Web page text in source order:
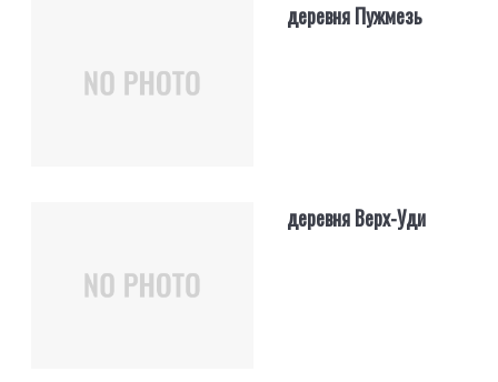
деревня Пужмезь
деревня Верх-Уди